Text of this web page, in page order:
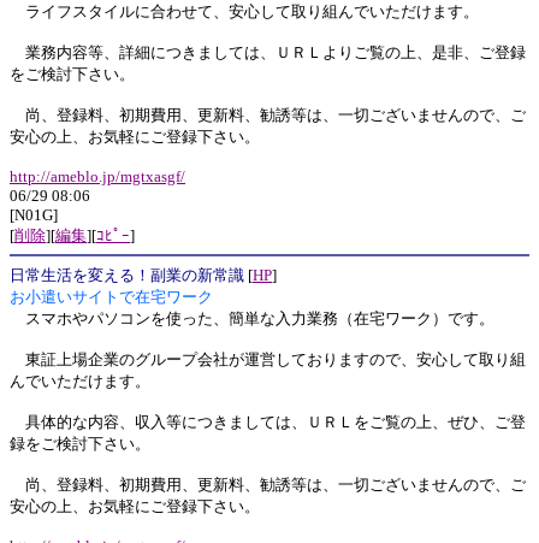
ライフスタイルに合わせて、安心して取り組んでいただけます。
業務内容等、詳細につきましては、ＵＲＬよりご覧の上、是非、ご登録
をご検討下さい。
尚、登録料、初期費用、更新料、勧誘等は、一切ございませんので、ご
安心の上、お気軽にご登録下さい。
http://ameblo.jp/mgtxasgf/
06/29 08:06
[N01G]
[削除][編集][ｺﾋﾟｰ]
日常生活を変える！副業の新常識 [HP]
お小遣いサイトで在宅ワーク
スマホやパソコンを使った、簡単な入力業務（在宅ワーク）です。
東証上場企業のグループ会社が運営しておりますので、安心して取り組
んでいただけます。
具体的な内容、収入等につきましては、ＵＲＬをご覧の上、ぜひ、ご登
録をご検討下さい。
尚、登録料、初期費用、更新料、勧誘等は、一切ございませんので、ご
安心の上、お気軽にご登録下さい。